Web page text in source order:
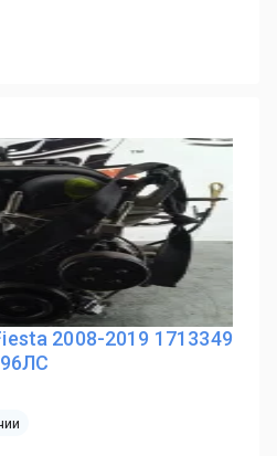
2008-2019 1713349